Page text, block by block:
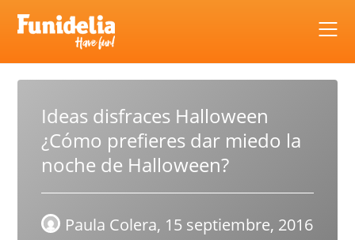
Ideas disfraces Halloween
¿Cómo prefieres dar miedo la
noche de Halloween?
Paula Colera, 15 septiembre, 2016